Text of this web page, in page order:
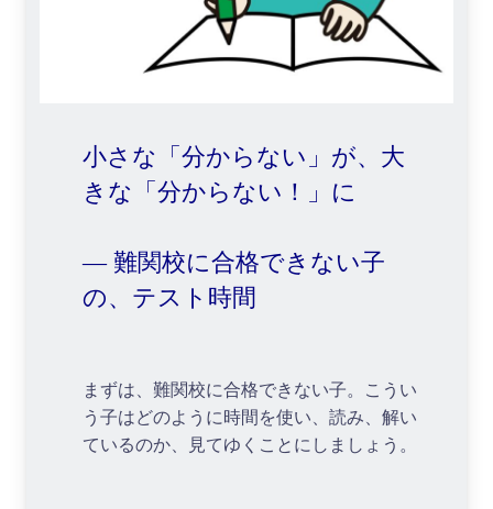
小さな「分からない」が、大
きな「分からない！」に
― 難関校に合格できない子
の、テスト時間
まずは、難関校に合格できない子。こうい
う子はどのように時間を使い、読み、解い
ているのか、見てゆくことにしましょう。